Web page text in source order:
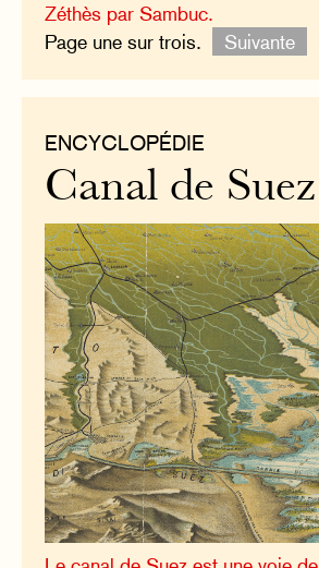
Zéthès par Sambuc.
Page une sur trois.
Suivante
ENCYCLOPÉDIE
Canal de Suez